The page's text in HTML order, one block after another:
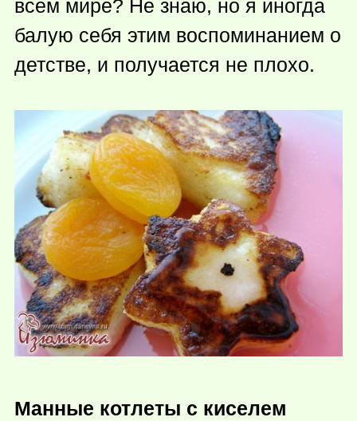
всем мире? Не знаю, но я иногда
балую себя этим воспоминанием о
детстве, и получается не плохо.
Манные котлеты с киселем